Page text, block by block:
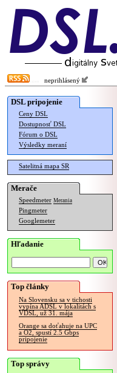
neprihlásený
DSL pripojenie
Ceny DSL
Dostupnosť DSL
Fórum o DSL
Výsledky meraní
Satelitná mapa SR
Merače
Speedmeter Merania
Pingmeter
Googlemeter
Hľadanie
Top články
Na Slovensku sa v tichosti
vypína ADSL v lokalitách s
VDSL, už 31. mája
Orange sa doťahuje na UPC
a O2, spustí 2.5 Gbps
pripojenie
Top správy